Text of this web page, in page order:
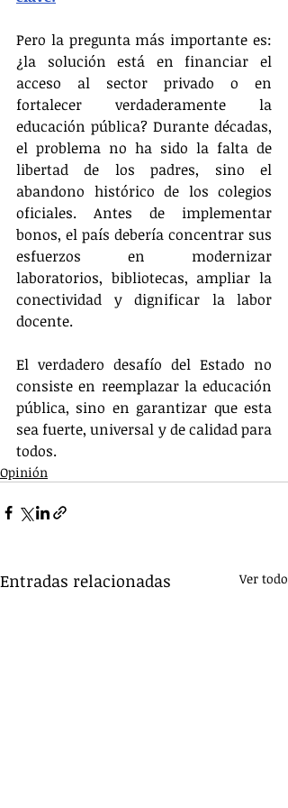
Pero la pregunta más importante es:
¿la solución está en financiar el
acceso al sector privado o en
fortalecer verdaderamente la
educación pública? Durante décadas,
el problema no ha sido la falta de
libertad de los padres, sino el
abandono histórico de los colegios
oficiales. Antes de implementar
bonos, el país debería concentrar sus
esfuerzos en modernizar
laboratorios, bibliotecas, ampliar la
conectividad y dignificar la labor
docente.
El verdadero desafío del Estado no
consiste en reemplazar la educación
pública, sino en garantizar que esta
sea fuerte, universal y de calidad para
todos.
Opinión
Entradas relacionadas Ver todo